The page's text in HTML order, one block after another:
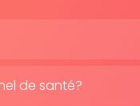
de santé?